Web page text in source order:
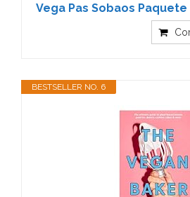
Vega Pas Sobaos Paquete
BESTSELLER NO. 6